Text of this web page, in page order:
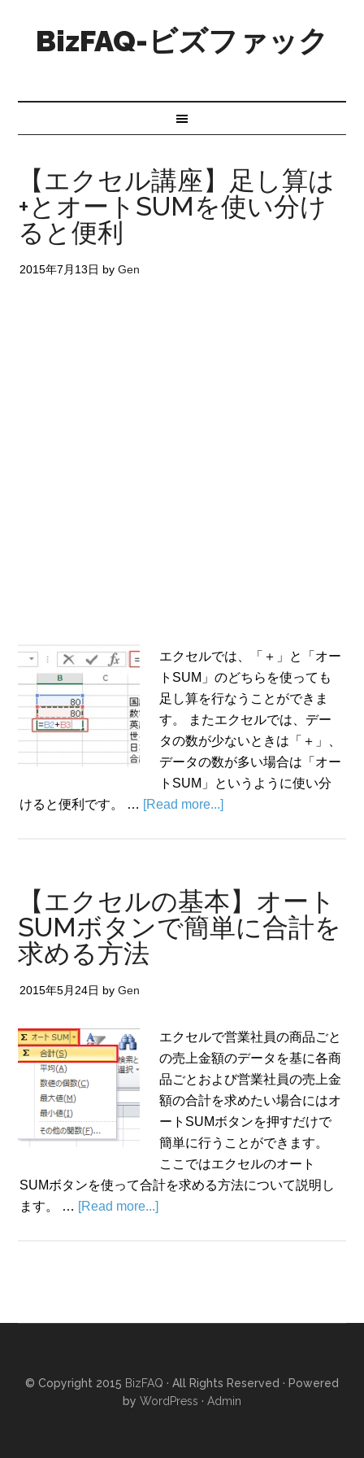
BizFAQ-ビズファック
【エクセル講座】足し算は
+とオートSUMを使い分け
ると便利
2015年7月13日 byGen
エクセルでは、「＋」と「オー
トSUM」のどちらを使っても
足し算を行なうことができま
す。 またエクセルでは、デー
タの数が少ないときは「＋」、
データの数が多い場合は「オー
トSUM」というように使い分
けると便利です。 … [Read more...]
【エクセルの基本】オート
SUMボタンで簡単に合計を
求める方法
2015年5月24日 byGen
エクセルで営業社員の商品ごと
の売上金額のデータを基に各商
品ごとおよび営業社員の売上金
額の合計を求めたい場合にはオ
ートSUMボタンを押すだけで
簡単に行うことができます。
ここではエクセルのオート
SUMボタンを使って合計を求める方法について説明し
ます。 … [Read more...]
© Copyright 2015 BizFAQ · All Rights Reserved · Powered
by WordPress · Admin